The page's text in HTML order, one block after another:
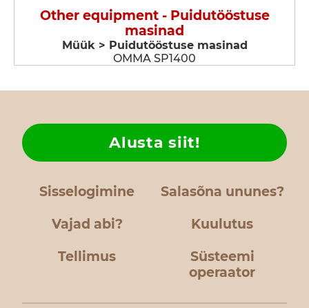
Other equipment - Puidutööstuse
masinad
Müük > Puidutööstuse masinad
OMMA SP1400
Sisselogimine Salasõna ununes?
Vajad abi?
Alusta siit!
Kuulutus
Tellimus
Süsteemi
operaator